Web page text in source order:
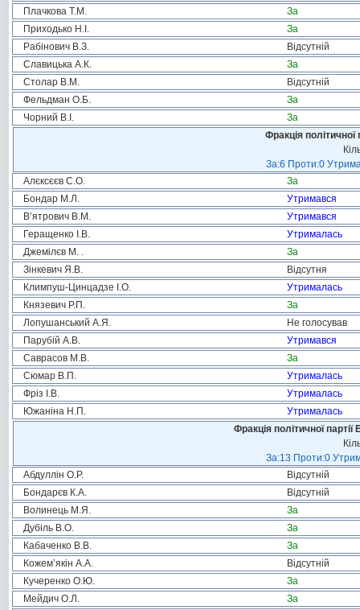
Плачкова Т.М.
За
Приходько Н.І.
За
Рабінович В.З.
Відсутній
Славицька А.К.
За
Столар В.М.
Відсутній
Фельдман О.Б.
За
Чорний В.І.
За
Фракція
За:6 Проти:0
Алєксєєв С.О.
За
Бондар М.Л.
Утримався
В’ятрович В.М.
Утримався
Геращенко І.В.
Утрималась
Джемілєв М. .
За
Зінкевич Я.В.
Відсутня
Климпуш-Цинцадзе І.О.
Утрималась
Князевич Р.П.
За
Лопушанський А.Я.
Не голосував
Парубій А.В.
Утримався
Саврасов М.В.
За
Сюмар В.П.
Утрималась
Фріз І.В.
Утрималась
Южаніна Н.П.
Утрималась
Фракція політичної
За:13 Проти:0
Абдуллін О.Р.
Відсутній
Бондарєв К.А.
Відсутній
Волинець М.Я.
За
Дубіль В.О.
За
Кабаченко В.В.
За
Кожем’якін А.А.
Відсутній
Кучеренко О.Ю.
За
Мейдич О.Л.
За